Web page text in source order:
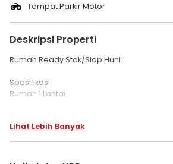
Tempat Parkir Motor
Deskripsi Properti
Rumah Ready Stok/Siap Huni
Spesifikasi
Rumah 1 Lantai
Luas Bangunan 40 m2
Lihat Lebih Banyak